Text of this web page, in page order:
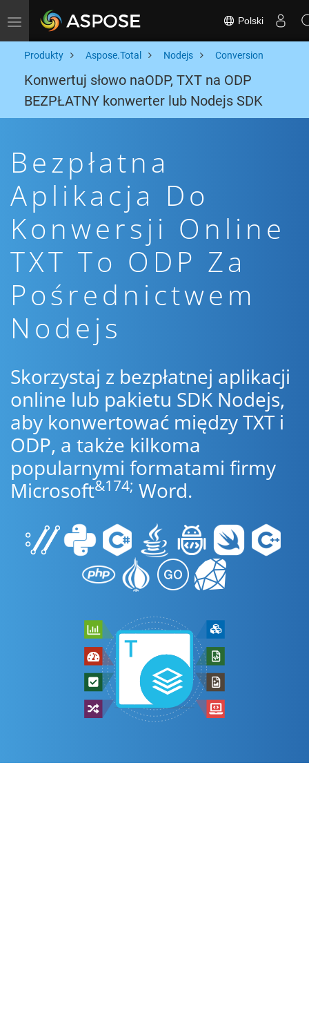
Toggle navigation Polski
Produkty Aspose.Total Nodejs Conversion
Konwertuj słowo naODP, TXT na ODP
BEZPŁATNY konwerter lub Nodejs SDK
Bezpłatna
Aplikacja Do
Konwersji Online
TXT To ODP Za
Pośrednictwem
Nodejs
Skorzystaj z bezpłatnej aplikacji
online lub pakietu SDK Nodejs,
aby konwertować między TXT i
ODP, a także kilkoma
popularnymi formatami firmy
Microsoft&174; Word.